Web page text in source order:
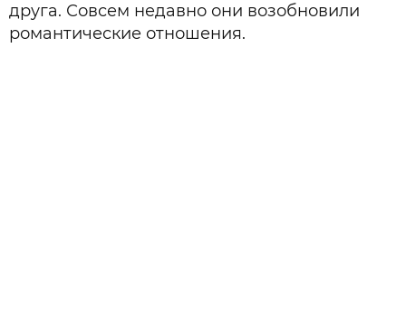
друга. Совсем недавно они возобновили
романтические отношения.